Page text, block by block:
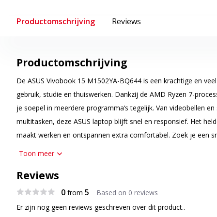
Productomschrijving Reviews
Productomschrijving
De ASUS Vivobook 15 M1502YA-BQ644 is een krachtige en
gebruik, studie en thuiswerken. Dankzij de AMD Ryzen 7-
je soepel in meerdere programma’s tegelijk. Van videobellen
multitasken, deze ASUS laptop blijft snel en responsief. Het
maakt werken en ontspannen extra comfortabel. Zoek je een
Krachtige prestaties voor werk en ontspanning
schakelt soepel tussen programma’s, browsertabs en online
maakt deze laptop ideaal voor studenten, thuiswerkers en
Toon meer
Reviews
0from 5
Based on 0 reviews
Er zijn nog geen reviews geschreven over dit product..